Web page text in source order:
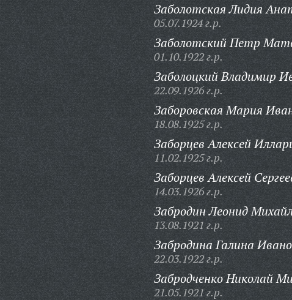
Заболотская Лидия
05.07.1924 г.р.
Заболотский Петр
01.10.1922 г.р.
Заболоцкий Владимир
22.09.1926 г.р.
Заборовская Мария
18.08.1925 г.р.
Заборцев Алексей
11.02.1925 г.р.
Заборцев Алексей
14.03.1926 г.р.
Забродин Леонид
13.08.1921 г.р.
Забродина Галина
22.03.1922 г.р.
Забродченко Николай
21.05.1921 г.р.